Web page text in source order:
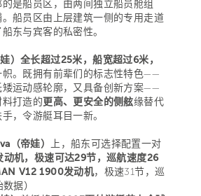
是船员区，由两间独立船员舱组
船员区由上层建筑一侧的专用走道
东与宾客的私密性。
）全长超过25米，船宽超过6米，
帜。既拥有前辈们的标志性特色——
矮运动感轮廓，又具备创新方案——
打造的更高、更安全的侧舷缘替代
，令游艇耳目一新。
（帝娃）
上，船东可选择配置一对
机，极速可达29节，巡航速度26
V12 1900发动机，极速31节，巡
据）